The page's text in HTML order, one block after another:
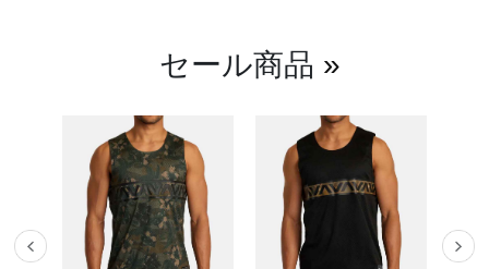
セール商品 »